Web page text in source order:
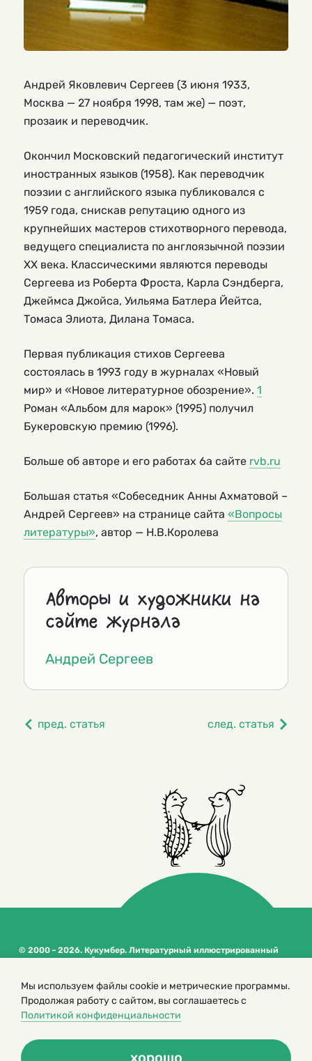
Андрей Яковлевич Сергеев (3 июня 1933,
Москва — 27 ноября 1998, там же) — поэт,
прозаик и переводчик.
Окончил Московский педагогический институт
иностранных языков (1958). Как переводчик
поэзии с английского языка публиковался с
1959 года, снискав репутацию одного из
крупнейших мастеров стихотворного перевода,
ведущего специалиста по англоязычной поэзии
XX века. Классическими являются переводы
Сергеева из Роберта Фроста, Карла Сэндберга,
Джеймса Джойса, Уильяма Батлера Йейтса,
Томаса Элиота, Дилана Томаса.
Первая публикация стихов Сергеева
состоялась в 1993 году в журналах «Новый
мир» и «Новое литературное обозрение». 1
Роман «Альбом для марок» (1995) получил
Букеровскую премию (1996).
Больше об авторе и его работах 6а сайте rvb.ru
Большая статья «Собеседник Анны Ахматовой –
Андрей Сергеев» на странице сайта «Вопросы
литературы», автор — Н.В.Королева
Авторы и художники на
сайте журнала
Андрей Сергеев
пред. статья след. статья
© 2000 – 2026. Кукумбер. Литературный иллюстрированный
журнал для детей
сайта
Политика конфиденциальности
Мы используем файлы cookie и метрические программы.
Продолжая работу с сайтом, вы соглашаетесь с
Политикой конфиденциальности
хорошо